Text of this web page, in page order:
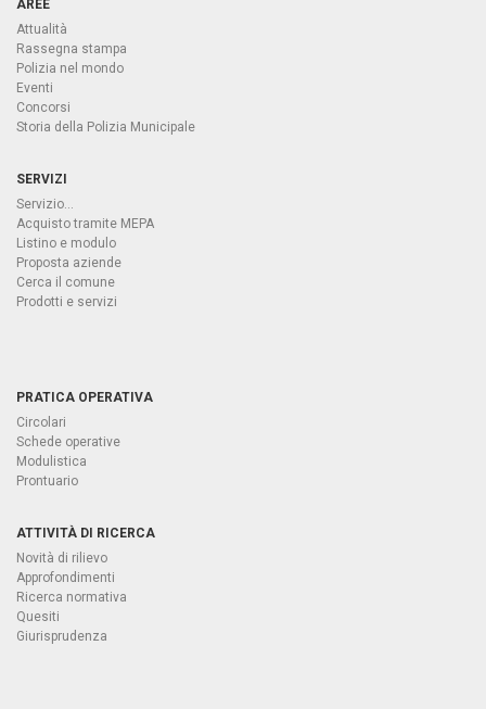
AREE
Attualità
Rassegna stampa
Polizia nel mondo
Eventi
Concorsi
Storia della Polizia Municipale
SERVIZI
Servizio...
Acquisto tramite MEPA
Listino e modulo
Proposta aziende
Cerca il comune
Prodotti e servizi
PRATICA OPERATIVA
Circolari
Schede operative
Modulistica
Prontuario
ATTIVITÀ DI RICERCA
Novità di rilievo
Approfondimenti
Ricerca normativa
Quesiti
Giurisprudenza